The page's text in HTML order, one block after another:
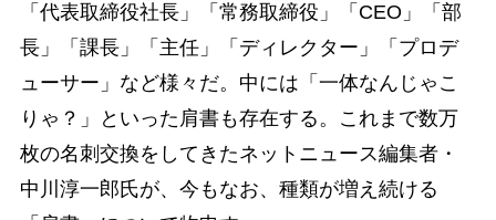
「代表取締役社長」「常務取締役」「CEO」「部
長」「課長」「主任」「ディレクター」「プロデ
ューサー」など様々だ。中には「一体なんじゃこ
りゃ？」といった肩書も存在する。これまで数万
枚の名刺交換をしてきたネットニュース編集者・
中川淳一郎氏が、今もなお、種類が増え続ける